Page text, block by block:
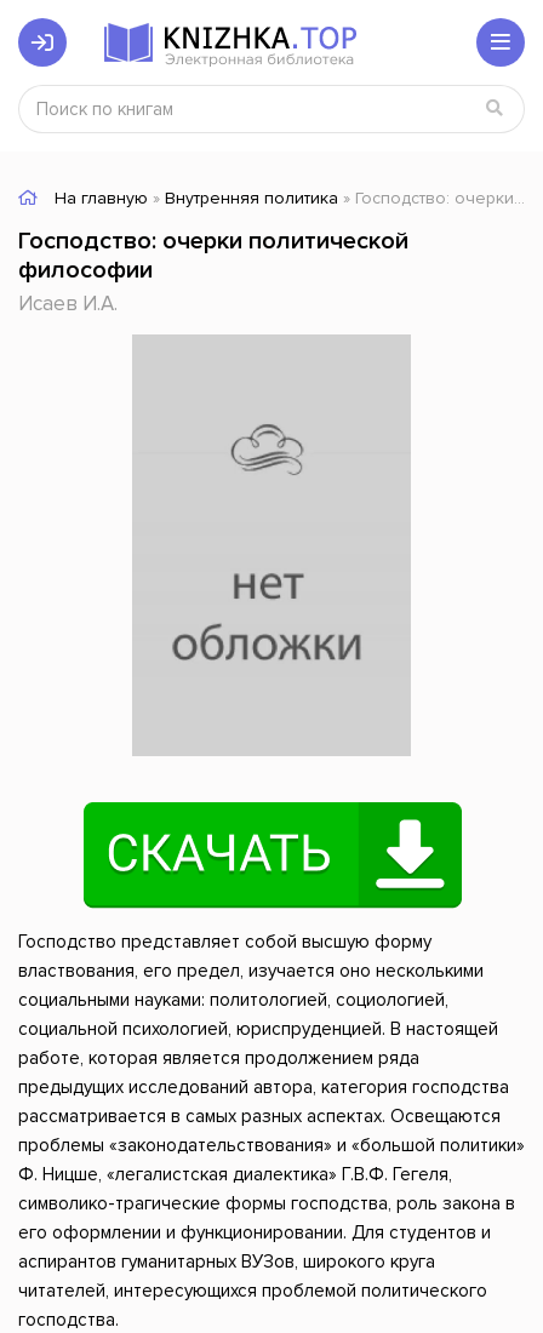
На главную » Внутренняя политика » Господство: очерки политической философии
Господство: очерки политической
философии
Исаев И.А.
Господство представляет собой высшую форму
властвования, его предел, изучается оно несколькими
социальными науками: политологией, социологией,
социальной психологией, юриспруденцией. В настоящей
работе, которая является продолжением ряда
предыдущих исследований автора, категория господства
рассматривается в самых разных аспектах. Освещаются
проблемы «законодательствования» и «большой политики»
Ф. Ницше, «легалистская диалектика» Г.В.Ф. Гегеля,
символико-трагические формы господства, роль закона в
его оформлении и функционировании. Для студентов и
аспирантов гуманитарных ВУЗов, широкого круга
читателей, интересующихся проблемой политического
господства.